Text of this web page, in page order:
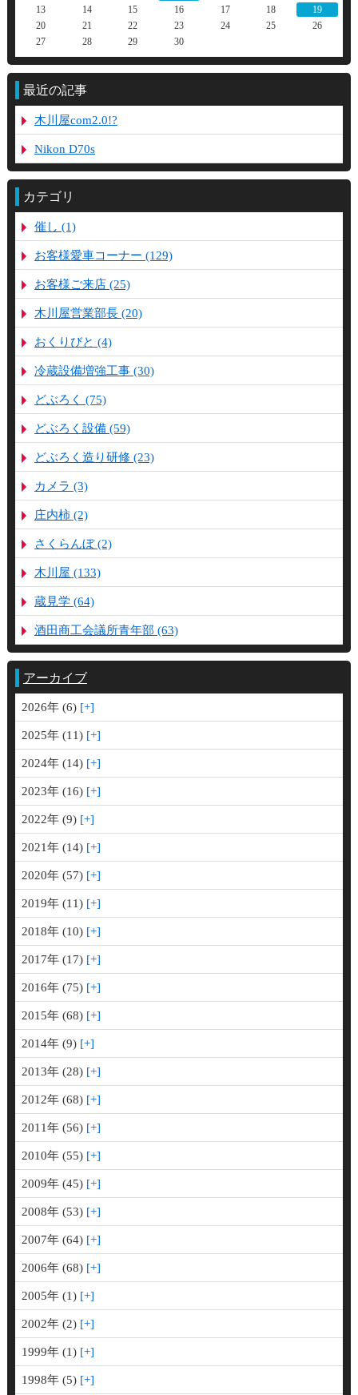
13
14 15 16 17 18
19
20
21 22 23 24 25
26
27
28 29 30
最近の記事
木川屋com2.0!?
Nikon D70s
カテゴリ
催し (1)
お客様愛車コーナー (129)
お客様ご来店 (25)
木川屋営業部長 (20)
おくりびと (4)
冷蔵設備増強工事 (30)
どぶろく (75)
どぶろく設備 (59)
どぶろく造り研修 (23)
カメラ (3)
庄内柿 (2)
さくらんぼ (2)
木川屋 (133)
蔵見学 (64)
酒田商工会議所青年部 (63)
アーカイブ
2026年 (6)
2025年 (11)
2024年 (14)
2023年 (16)
2022年 (9)
2021年 (14)
2020年 (57)
2019年 (11)
2018年 (10)
2017年 (17)
2016年 (75)
2015年 (68)
2014年 (9)
2013年 (28)
2012年 (68)
2011年 (56)
2010年 (55)
2009年 (45)
2008年 (53)
2007年 (64)
2006年 (68)
2005年 (1)
2002年 (2)
1999年 (1)
1998年 (5)